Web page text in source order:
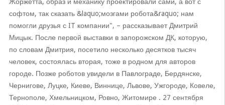
софтом, так сказать &laquo;мозгами робота&raquo; нам
помогли друзья с IT компании", – рассказывает Дмитрий
Мицык. После первой выставки в запорожском ДК, которую,
по словам Дмитрия, посетило несколько десятков тысяч
человек, состоялась вторая, тоже в родном для авторов
городе. Позже роботов увидели в Павлограде, Бердянске,
Чернигове, Луцке, Киеве, Виннице, Львове, Ужгороде, Ковеле,
Тернополе, Хмельницком, Ровно, Житомире . 27 сентября